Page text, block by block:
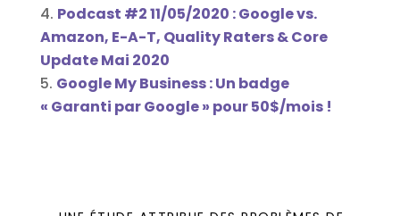
Podcast #2 11/05/2020 : Google vs.
Amazon, E-A-T, Quality Raters & Core
Update Mai 2020
Google My Business : Un badge
« Garanti par Google » pour 50$/mois !